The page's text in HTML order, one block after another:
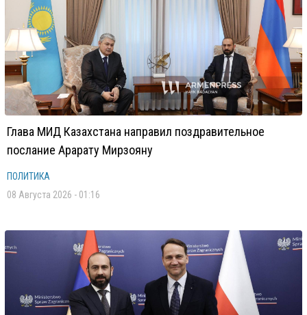
Глава МИД Казахстана направил поздравительное
послание Арарату Мирзояну
ПОЛИТИКА
08 Августа 2026 - 01:16